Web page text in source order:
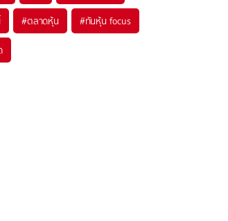
#ตลาดหุ้น #ทันหุ้น focus